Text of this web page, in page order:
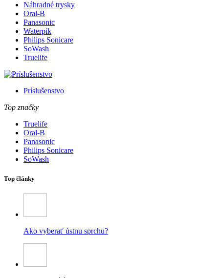
Náhradné trysky
Oral-B
Panasonic
Waterpik
Philips Sonicare
SoWash
Truelife
Príslušenstvo
Top značky
Truelife
Oral-B
Panasonic
Philips Sonicare
SoWash
Top články
Ako vyberať ústnu sprchu?